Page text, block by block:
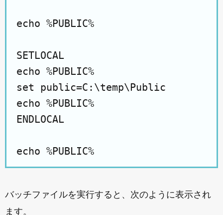
echo %PUBLIC%
SETLOCAL
echo %PUBLIC%
set public=C:\temp\Public
echo %PUBLIC%
ENDLOCAL
バッチファイルを実行すると、次のように表示され
ます。